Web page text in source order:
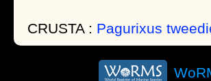
CRUSTA : Pagurixus